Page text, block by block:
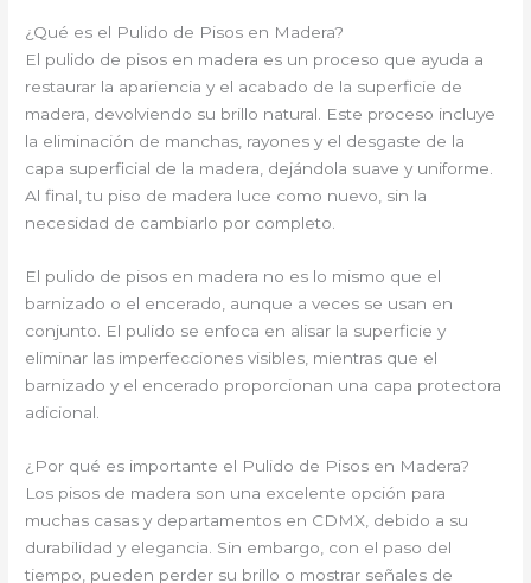
¿Qué es el Pulido de Pisos en Madera?
El pulido de pisos en madera es un proceso que ayuda a
restaurar la apariencia y el acabado de la superficie de
madera, devolviendo su brillo natural. Este proceso incluye
la eliminación de manchas, rayones y el desgaste de la
capa superficial de la madera, dejándola suave y uniforme.
Al final, tu piso de madera luce como nuevo, sin la
necesidad de cambiarlo por completo.
El pulido de pisos en madera no es lo mismo que el
barnizado o el encerado, aunque a veces se usan en
conjunto. El pulido se enfoca en alisar la superficie y
eliminar las imperfecciones visibles, mientras que el
barnizado y el encerado proporcionan una capa protectora
adicional.
¿Por qué es importante el Pulido de Pisos en Madera?
Los pisos de madera son una excelente opción para
muchas casas y departamentos en CDMX, debido a su
durabilidad y elegancia. Sin embargo, con el paso del
tiempo, pueden perder su brillo o mostrar señales de